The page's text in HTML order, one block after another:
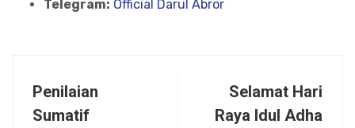
Telegram: Official Darul Abror
Penilaian
Sumatif
Selamat Hari
Raya Idul Adha